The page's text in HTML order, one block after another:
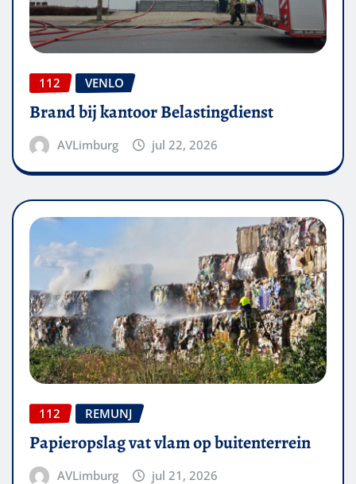
112 VENLO
Brand bij kantoor Belastingdienst
AVLimburg jul 22, 2026
112 REMUNJ
Papieropslag vat vlam op buitenterrein
AVLimburg jul 21, 2026